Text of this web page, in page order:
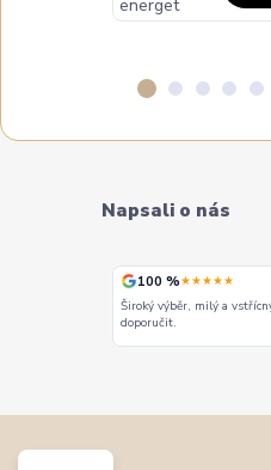
Napsali o nás
100 %★★★★★
Široký výběr, milý a
doporučit.